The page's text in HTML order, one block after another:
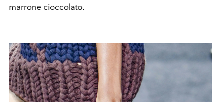
marrone cioccolato.